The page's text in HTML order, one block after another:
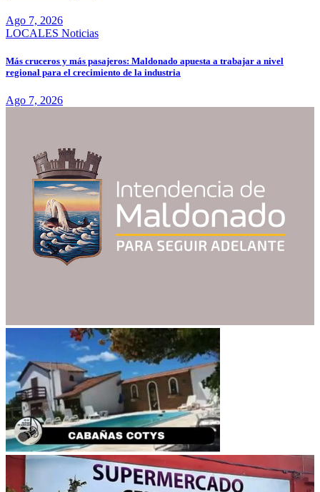
Ago 7, 2026
LOCALES Noticias
Más cruceros y más pasajeros: Maldonado apuesta a trabajar a nivel
regional para el crecimiento de la industria
Ago 7, 2026